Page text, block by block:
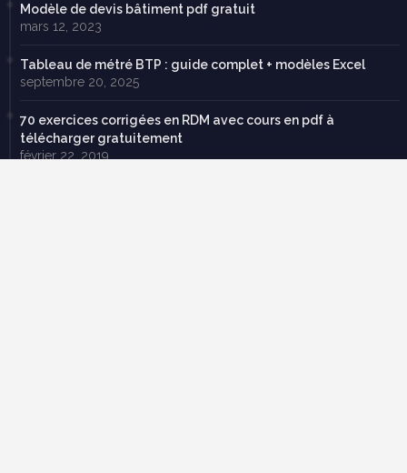
Modèle de devis bâtiment pdf gratuit
mars 12, 2023
Tableau de métré BTP : guide complet + modèles Excel
septembre 20, 2025
70 exercices corrigées en RDM avec cours en pdf à
télécharger gratuitement
février 22, 2019